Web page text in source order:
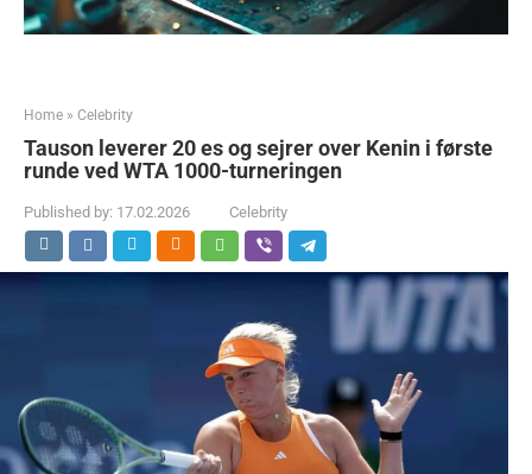
Home » Celebrity
Tauson leverer 20 es og sejrer over Kenin i første
runde ved WTA 1000-turneringen
Published by: 17.02.2026 Celebrity